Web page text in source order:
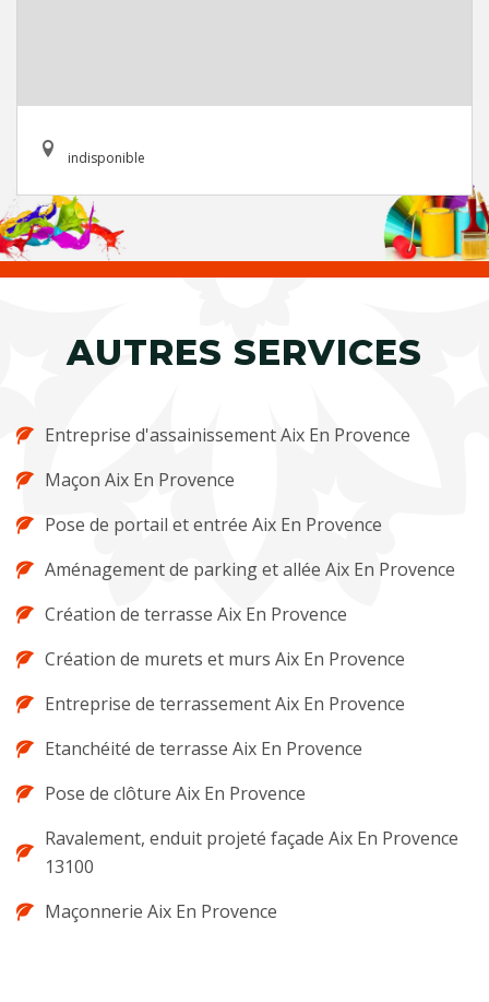
indisponible
AUTRES SERVICES
Entreprise d'assainissement Aix En Provence
Maçon Aix En Provence
Pose de portail et entrée Aix En Provence
Aménagement de parking et allée Aix En Provence
Création de terrasse Aix En Provence
Création de murets et murs Aix En Provence
Entreprise de terrassement Aix En Provence
Etanchéité de terrasse Aix En Provence
Pose de clôture Aix En Provence
Ravalement, enduit projeté façade Aix En Provence
13100
Maçonnerie Aix En Provence